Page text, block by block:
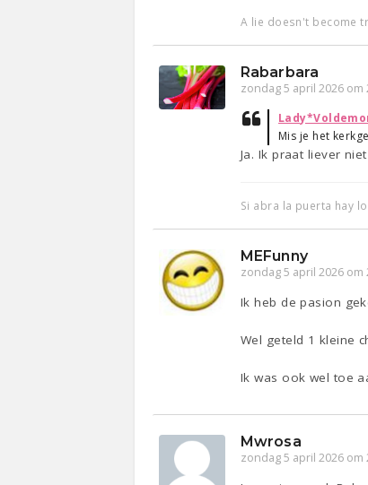
A lie doesn't become
Rabarbara
zondag 5 april 2026 om
Mis je het
Ja. Ik praat liever
Si abra la puerta hay
MEFunny
zondag 5 april 2026 om
Ik heb de pasion
Wel geteld 1 kleine
Ik was ook wel toe
Mwrosa
zondag 5 april 2026 om